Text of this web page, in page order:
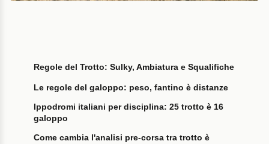
Regole del Trotto: Sulky, Ambiatura e Squalifiche
Le regole del galoppo: peso, fantino è distanze
Ippodromi italiani per disciplina: 25 trotto è 16
galoppo
Come cambia l'analisi pre-corsa tra trotto è